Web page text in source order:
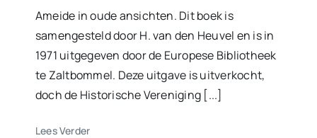
Ameide in oude ansichten. Dit boek is
samengesteld door H. van den Heuvel en is in
1971 uitgegeven door de Europese Bibliotheek
te Zaltbommel. Deze uitgave is uitverkocht,
doch de Historische Vereniging [...]
Lees Verder